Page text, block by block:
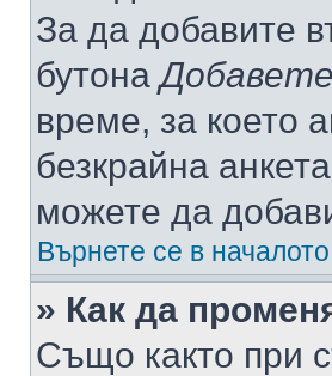
За да добавите
бутона
време, за което
безкрайна
можете да
Върнете се в началото
» Как да
Също както при